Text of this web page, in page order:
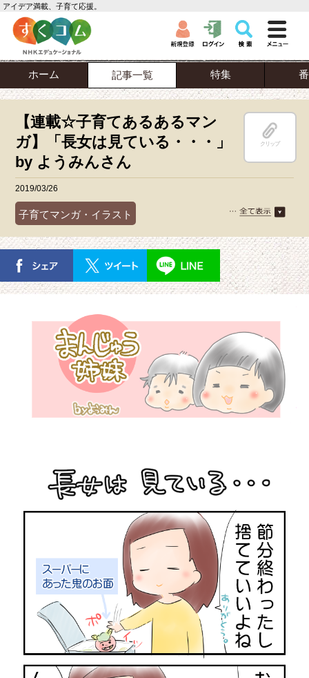
アイデア満載、子育て応援。
ホーム 記事一覧 特集
【連載☆子育てあるあるマン
ガ】「長女は見ている・・・」
by ようみんさん
クリップ
2019/03/26
子育てマンガ・イラスト